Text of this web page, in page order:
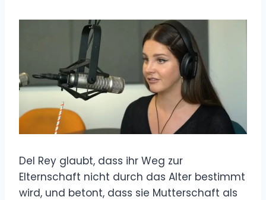
Del Rey glaubt, dass ihr Weg zur
Elternschaft nicht durch das Alter bestimmt
wird, und betont, dass sie Mutterschaft als